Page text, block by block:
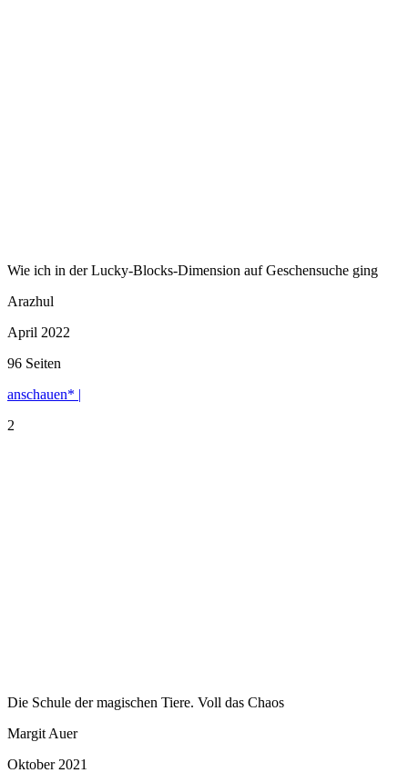
Wie ich in der Lucky-Blocks-Dimension auf Geschensuche ging
Arazhul
April 2022
96 Seiten
anschauen* |
2
Die Schule der magischen Tiere. Voll das Chaos
Margit Auer
Oktober 2021